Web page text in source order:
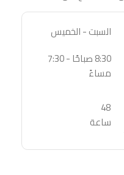
السبت - الخميس
8:30 صباحًا - 7:30
مساءً
48
ساعة